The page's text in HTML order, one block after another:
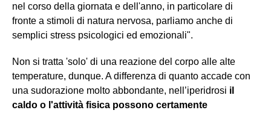
nel corso della giornata e dell'anno, in particolare di
fronte a stimoli di natura nervosa, parliamo anche di
semplici stress psicologici ed emozionali".
Non si tratta 'solo' di una reazione del corpo alle alte
temperature, dunque. A differenza di quanto accade con
una sudorazione molto abbondante, nell’iperidrosi il
caldo o l'attività fisica possono certamente